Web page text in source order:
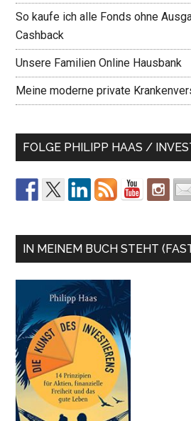
So kaufe ich alle Fonds ohne
Cashback
Unsere Familien Online Hausbank
Meine moderne private
FOLGE PHILIPP HAAS /
IN MEINEM BUCH STEHT